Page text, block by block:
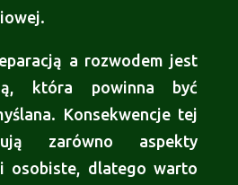
a rozwodem jest
która powinna być
Konsekwencje tej
zarówno aspekty
osobiste, dlatego warto